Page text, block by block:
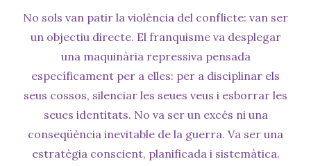
No sols van patir la violència del conflicte: van ser
un objectiu directe. El franquisme va desplegar
una maquinària repressiva pensada
específicament per a elles: per a disciplinar els
seus cossos, silenciar les seues veus i esborrar les
seues identitats. No va ser un excés ni una
conseqüència inevitable de la guerra. Va ser una
estratègia conscient, planificada i sistemàtica.